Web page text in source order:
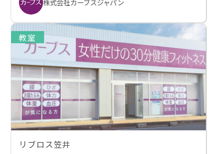
株式会社カーブスジャパン
教室
リブロス笠井